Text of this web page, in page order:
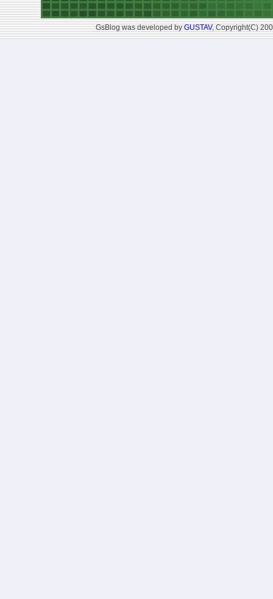
GsBlog was developed byGUSTAV, Copyright(C)